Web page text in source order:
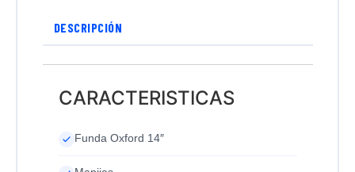
DESCRIPCIÓN
CARACTERISTICAS
Funda Oxford 14″